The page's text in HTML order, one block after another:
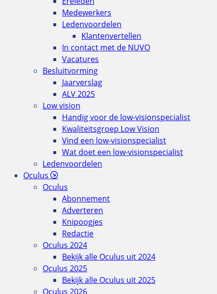
Medewerkers
Ledenvoordelen
Klantenvertellen
In contact met de NUVO
Vacatures
Besluitvorming
Jaarverslag
ALV 2025
Low vision
Handig voor de low-visionspecialist
Kwaliteitsgroep Low Vision
Vind een low-visionspecialist
Wat doet een low-visionspecialist
Ledenvoordelen
Oculus
Oculus
Abonnement
Adverteren
Knipoogjes
Redactie
Oculus 2024
Bekijk alle Oculus uit 2024
Oculus 2025
Bekijk alle Oculus uit 2025
Oculus 2026